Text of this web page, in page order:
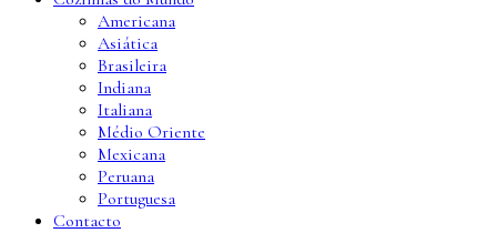
Americana
Asiática
Brasileira
Indiana
Italiana
Médio Oriente
Mexicana
Peruana
Portuguesa
Contacto